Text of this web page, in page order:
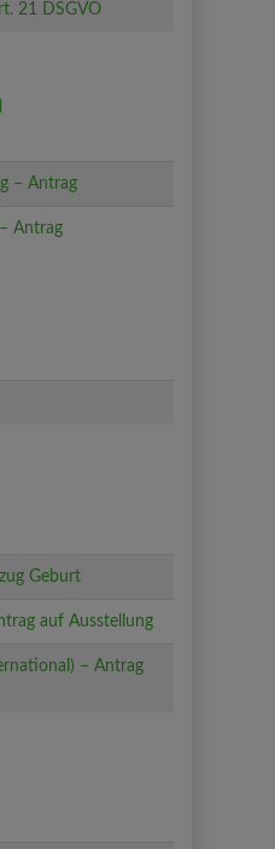
21 DSGVO
– Antrag
Antrag
Geburt
auf Ausstellung
– Antrag